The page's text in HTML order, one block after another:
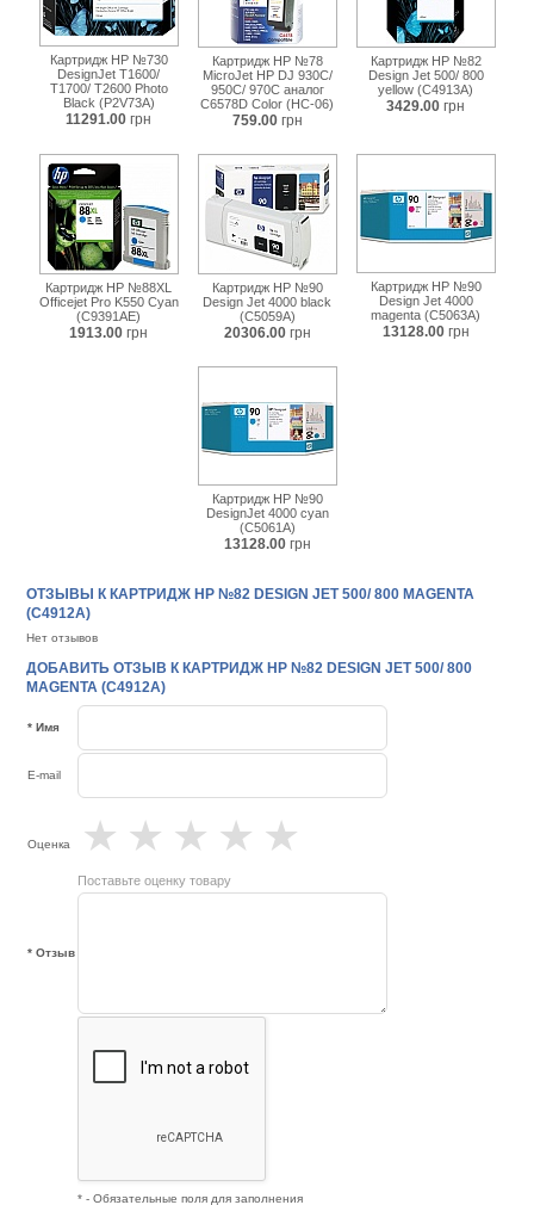
Картридж HP №730
DesignJet T1600/
T1700/ T2600 Photo
Black (P2V73A)
11291.00 грн
Картридж HP №78
MicroJet HP DJ 930C/
950C/ 970C аналог
C6578D Color (HC-06)
759.00 грн
Картридж HP №82
Design Jet 500/ 800
yellow (C4913A)
3429.00 грн
Картридж HP №88XL
Officejet Pro K550 Cyan
(C9391AE)
1913.00 грн
Картридж HP №90
Design Jet 4000 black
(C5059A)
20306.00 грн
Картридж HP №90
Design Jet 4000
magenta (C5063A)
13128.00 грн
Картридж HP №90
DesignJet 4000 cyan
(C5061A)
13128.00 грн
ОТЗЫВЫ К КАРТРИДЖ HP №82 DESIGN JET 500/ 800 MAGENTA
(C4912A)
Нет отзывов
ДОБАВИТЬ ОТЗЫВ К КАРТРИДЖ HP №82 DESIGN JET 500/ 800
MAGENTA (C4912A)
* Имя
E-mail
Оценка ★
★
★
★
★
Поставьте оценку товару
* Отзыв
* - Обязательные поля для заполнения